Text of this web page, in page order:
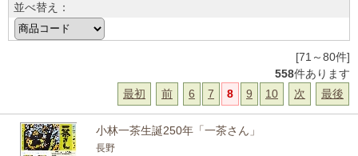
並べ替え：
[71～80件]
558件あります
最初
前 6 7 8 9 10 次 最後
小林一茶生誕250年「一茶さん」
長野